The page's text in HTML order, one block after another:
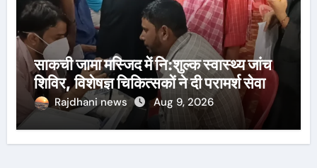
साकची जामा मस्जिद में नि:शुल्क स्वास्थ्य जांच
शिविर, विशेषज्ञ चिकित्सकों ने दी परामर्श सेवा
Rajdhani news Aug 9, 2026